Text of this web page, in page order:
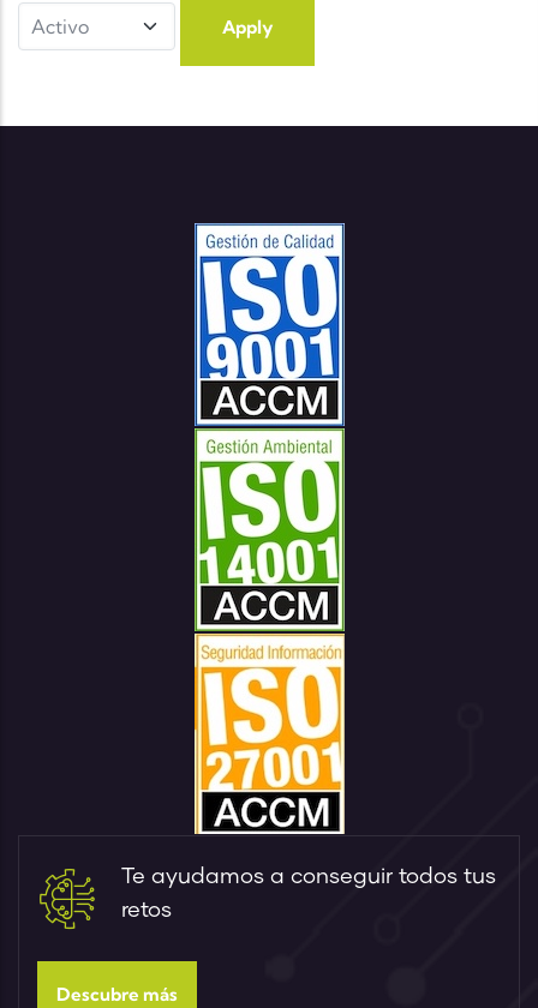
Te ayudamos a conseguir todos tus
retos
Descubre más